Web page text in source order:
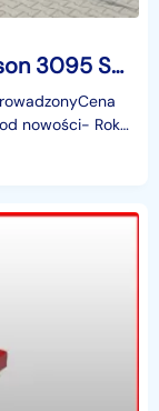
Ciągnik rolniczy Massey Ferguson 3095 Sprowadzony 1990r
nowości- Rok
06